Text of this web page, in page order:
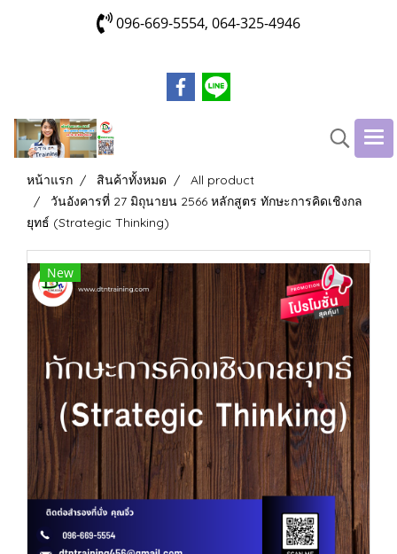
096-669-5554, 064-325-4946
หน้าแรก สินค้าทั้งหมด
All product
วันอังคารที่ 27 มิถุนายน 2566 หลักสูตร ทักษะการคิดเชิงกล
ยุทธ์ (Strategic Thinking)
New